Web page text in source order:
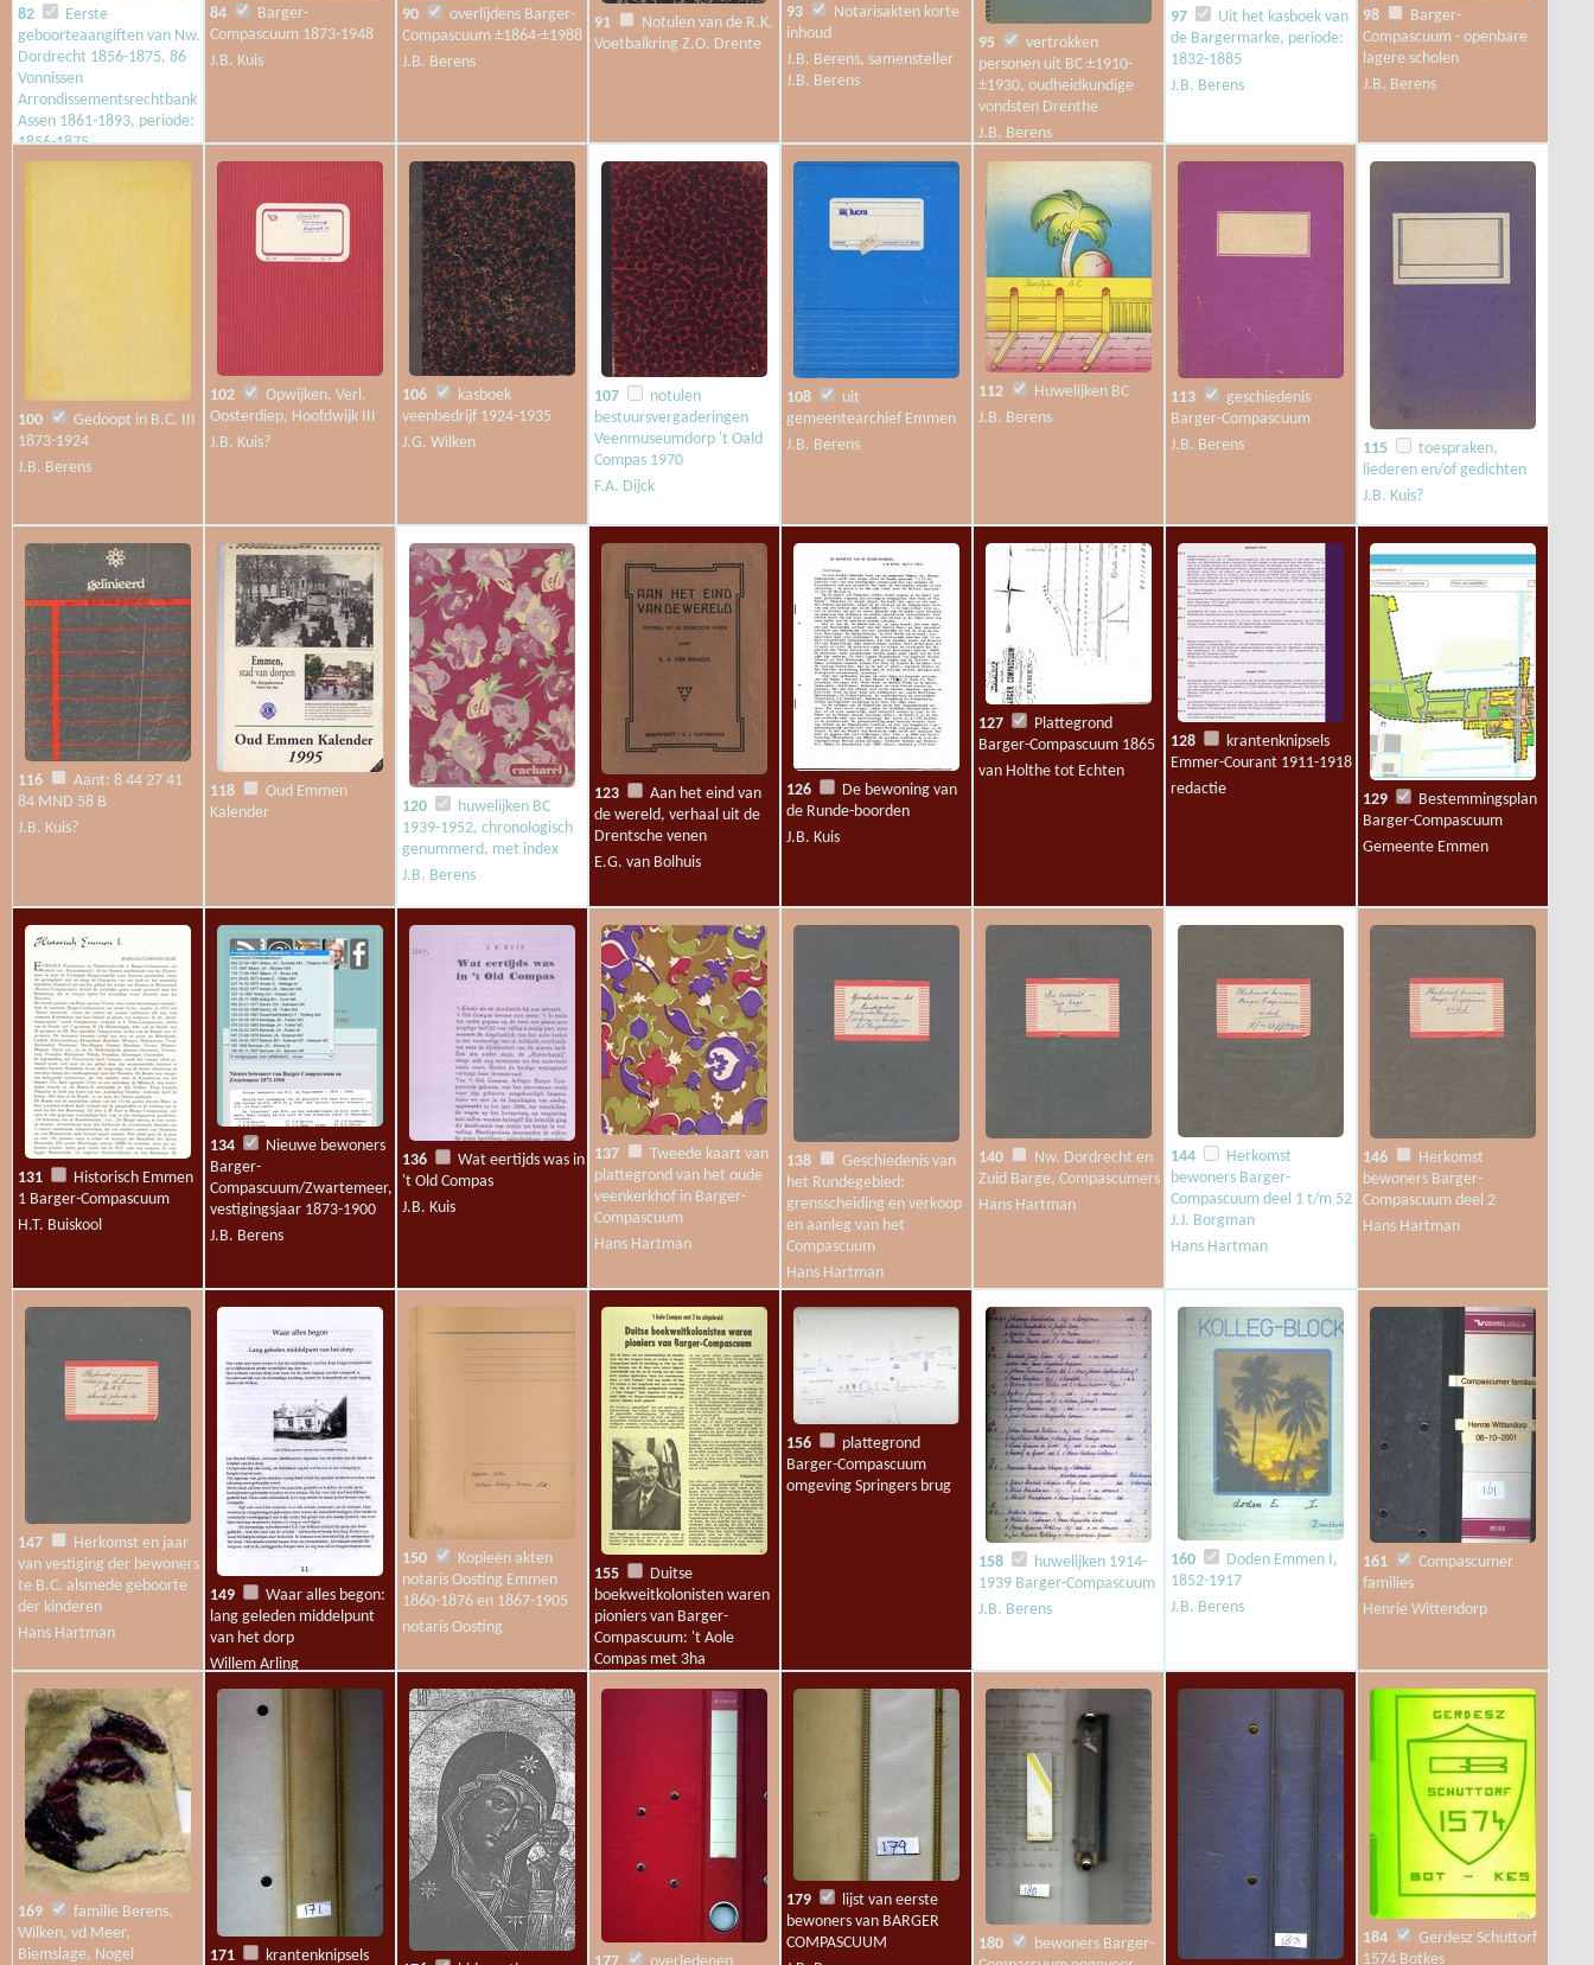
82
Eerste
geboorteaangiften van Nw.
Dordrecht 1856-1875, 86
Vonnissen
Arrondissementsrechtbank
Assen 1861-1893, periode:
1856-1875
J.B. Berens
84
Barger-
Compascuum 1873-1948
J.B. Kuis
90
overlijdens Barger-
Compascuum ±1864-±1988
J.B. Berens
91
Notulen van de R.K.
Voetbalkring Z.O. Drente
93
Notarisakten korte
inhoud
J.B. Berens, samensteller
J.B. Berens
95
vertrokken
personen uit BC ±1910-
±1930, oudheidkundige
vondsten Drenthe
J.B. Berens
97
Uit het kasboek van
de Bargermarke, periode:
1832-1885
J.B. Berens
98
Barger-
Compascuum - openbare
lagere scholen
J.B. Berens
100
Gedoopt in B.C. III
1873-1924
J.B. Berens
102
Opwijken, Verl.
Oosterdiep, Hoofdwijk III
J.B. Kuis?
106
kasboek
veenbedrijf 1924-1935
J.G. Wilken
107
notulen
bestuursvergaderingen
Veenmuseumdorp 't Oald
Compas 1970
F.A. Dijck
108
uit
gemeentearchief Emmen
J.B. Berens
112
Huwelijken BC
J.B. Berens
113
geschiedenis
Barger-Compascuum
J.B. Berens
115
toespraken,
liederen en/of gedichten
J.B. Kuis?
116
Aant: 8 44 27 41
84 MND 58 B
J.B. Kuis?
118
Oud Emmen
Kalender
120
huwelijken BC
1939-1952, chronologisch
genummerd, met index
J.B. Berens
123
Aan het eind van
de wereld, verhaal uit de
Drentsche venen
E.G. van Bolhuis
126
De bewoning van
de Runde-boorden
J.B. Kuis
127
Plattegrond
Barger-Compascuum 1865
van Holthe tot Echten
128
krantenknipsels
Emmer-Courant 1911-1918
redactie
129
Bestemmingsplan
Barger-Compascuum
Gemeente Emmen
131
Historisch Emmen
1 Barger-Compascuum
H.T. Buiskool
134
Nieuwe bewoners
Barger-
Compascuum/Zwartemeer,
vestigingsjaar 1873-1900
J.B. Berens
136
Wat eertijds was in
't Old Compas
J.B. Kuis
137
Tweede kaart van
plattegrond van het oude
veenkerkhof in Barger-
Compascuum
Hans Hartman
138
Geschiedenis van
het Rundegebied:
grensscheiding en verkoop
en aanleg van het
Compascuum
Hans Hartman
140
Nw. Dordrecht en
Zuid Barge, Compascumers
Hans Hartman
144
Herkomst
bewoners Barger-
Compascuum deel 1 t/m 52
J.J. Borgman
Hans Hartman
146
Herkomst
bewoners Barger-
Compascuum deel 2
Hans Hartman
147
Herkomst en jaar
van vestiging der bewoners
te B.C. alsmede geboorte
der kinderen
Hans Hartman
149
Waar alles begon:
lang geleden middelpunt
van het dorp
Willem Arling
150
Kopieën akten
notaris Oosting Emmen
1860-1876 en 1867-1905
notaris Oosting
155
Duitse
boekweitkolonisten waren
pioniers van Barger-
Compascuum: 't Aole
Compas met 3ha
156
plattegrond
Barger-Compascuum
omgeving Springers brug
158
huwelijken 1914-
1939 Barger-Compascuum
J.B. Berens
160
Doden Emmen I,
1852-1917
J.B. Berens
161
Compascumer
families
Henrie Wittendorp
169
familie Berens,
Wilken, vd Meer,
Biemslage, Nogel
171
krantenknipsels
179
lijst van eerste
bewoners van BARGER
COMPASCUUM
180
bewoners Barger-
184
Gerdesz Schuttorf
1574 Botkes